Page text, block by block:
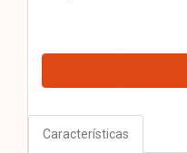
Características